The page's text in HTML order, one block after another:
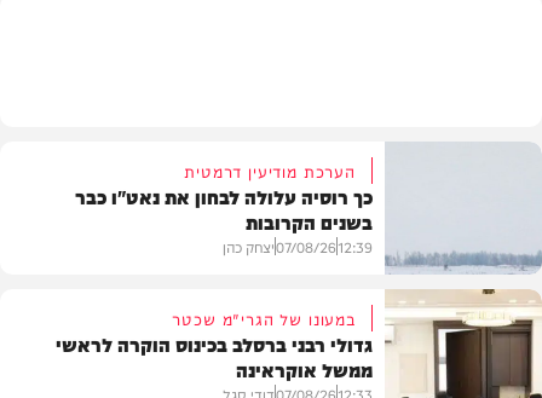
הערכת מודיעין דרמטית
כך רוסיה עלולה לבחון את נאט"ו כבר
בשנים הקרובות
12:39
07/08/26יצחק כהן
במעונו של הגרי"מ שכטר
גדולי רבני ברסלב בכינוס הוקרה לראשי
ממשל אוקראינה